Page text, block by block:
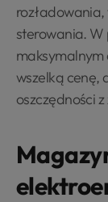
sterowania. W
wszelką cenę,
oszczędności